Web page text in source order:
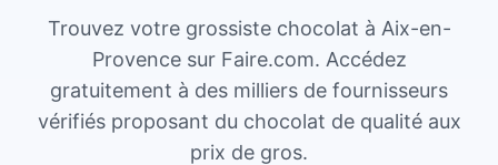
Trouvez votre grossiste chocolat à Aix-en-
Provence sur Faire.com. Accédez
gratuitement à des milliers de fournisseurs
vérifiés proposant du chocolat de qualité aux
prix de gros.